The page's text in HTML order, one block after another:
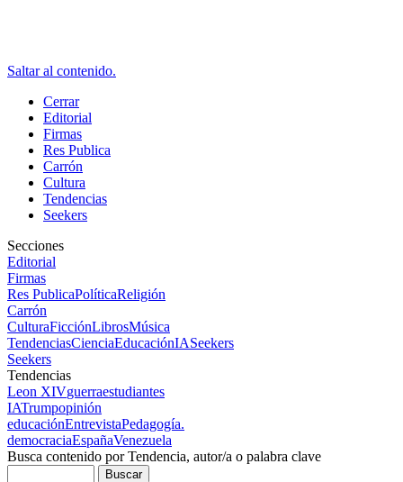
Saltar al contenido.
Cerrar
Editorial
Firmas
Res Publica
Carrón
Cultura
Tendencias
Seekers
Secciones
Editorial
Firmas
Res PublicaPolíticaReligión
Carrón
CulturaFicciónLibrosMúsica
TendenciasCienciaEducaciónIASeekers
Seekers
Tendencias
Leon XIVguerraestudiantes
IATrumpopinión
educaciónEntrevistaPedagogía.
democraciaEspañaVenezuela
Busca contenido por Tendencia, autor/a o palabra clave